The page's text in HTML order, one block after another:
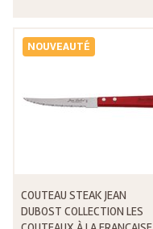
NOUVEAUTÉ
COUTEAU STEAK JEAN
DUBOST COLLECTION LES